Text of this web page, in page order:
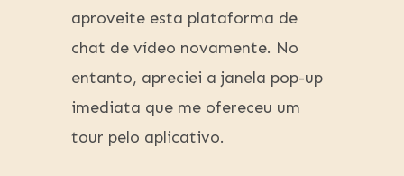
aproveite esta plataforma de
chat de vídeo novamente. No
entanto, apreciei a janela pop-up
imediata que me ofereceu um
tour pelo aplicativo.